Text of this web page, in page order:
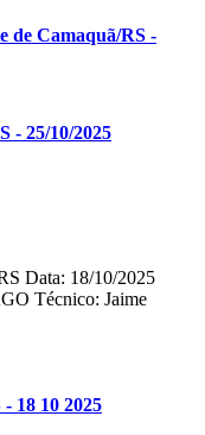
de Camaquã/RS -
- 25/10/2025
Data: 18/10/2025
Técnico: Jaime
18 10 2025